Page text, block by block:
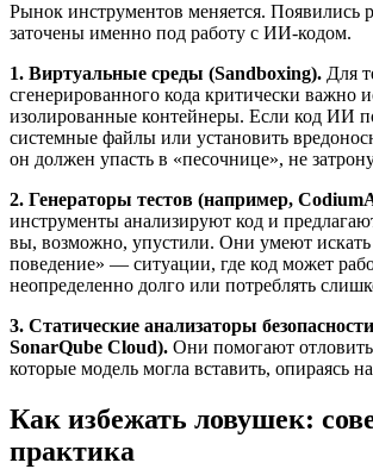
Рынок инструментов меняется. Появились
заточены именно под работу с ИИ-кодом.
1. Виртуальные среды (Sandboxing). Для
сгенерированного кода критически важно
изолированные контейнеры. Если код ИИ
системные файлы или установить
он должен упасть в «песочнице», не
2. Генераторы тестов (например,
инструменты анализируют код и
вы, возможно, упустили. Они умеют искать
поведение» — ситуации, где код может
неопределенно долго или потреблять
3. Статические анализаторы
SonarQube Cloud). Они помогают
которые модель могла вставить, опираясь
Как избежать ловушек:
практика